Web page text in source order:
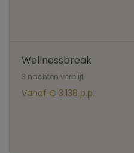
Wellnessbreak
3 nachten verblijf
Vanaf € 3.138 p.p.